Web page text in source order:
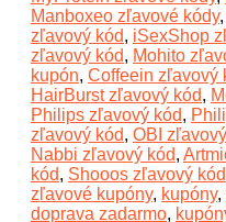
Manboxeo zľavové kódy,
zľavový kód, iSexShop
zľavový kód, Mohito
kupón, Coffeein zľavový
HairBurst zľavový kód,
Philips zľavový kód,
zľavový kód, OBI
Nabbi zľavový kód,
kód, Shooos zľavový kód
zľavové kupóny, kupóny,
doprava zadarmo,